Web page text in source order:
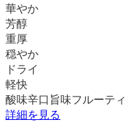
華やか
芳醇
重厚
穏やか
ドライ
軽快
酸味辛口 旨味フルーティ
詳細を見る